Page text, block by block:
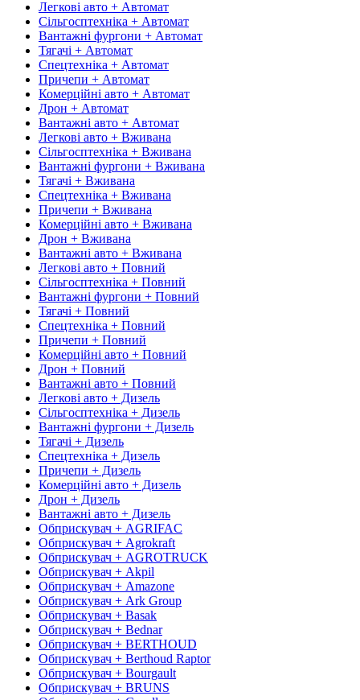
Легкові авто + Автомат
Сільгосптехніка + Автомат
Вантажні фургони + Автомат
Тягачі + Автомат
Спецтехніка + Автомат
Причепи + Автомат
Комерційні авто + Автомат
Дрон + Автомат
Вантажні авто + Автомат
Легкові авто + Вживана
Сільгосптехніка + Вживана
Вантажні фургони + Вживана
Тягачі + Вживана
Спецтехніка + Вживана
Причепи + Вживана
Комерційні авто + Вживана
Дрон + Вживана
Вантажні авто + Вживана
Легкові авто + Повний
Сільгосптехніка + Повний
Вантажні фургони + Повний
Тягачі + Повний
Спецтехніка + Повний
Причепи + Повний
Комерційні авто + Повний
Дрон + Повний
Вантажні авто + Повний
Легкові авто + Дизель
Сільгосптехніка + Дизель
Вантажні фургони + Дизель
Тягачі + Дизель
Спецтехніка + Дизель
Причепи + Дизель
Комерційні авто + Дизель
Дрон + Дизель
Вантажні авто + Дизель
Обприскувач + AGRIFAC
Обприскувач + Agrokraft
Обприскувач + AGROTRUCK
Обприскувач + Akpil
Обприскувач + Amazone
Обприскувач + Ark Group
Обприскувач + Basak
Обприскувач + Bednar
Обприскувач + BERTHOUD
Обприскувач + Berthoud Raptor
Обприскувач + Bourgault
Обприскувач + BRUNS